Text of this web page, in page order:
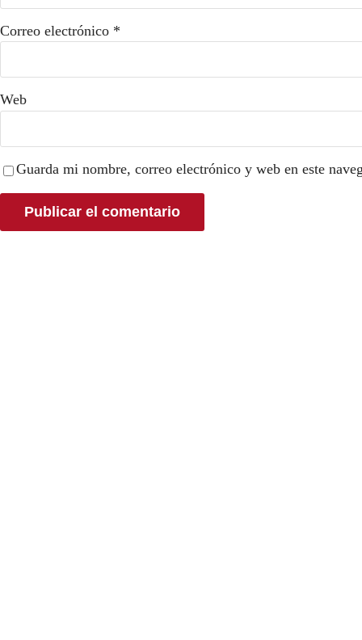
Correo electrónico *
Web
Guarda mi nombre, correo electrónico y web en este